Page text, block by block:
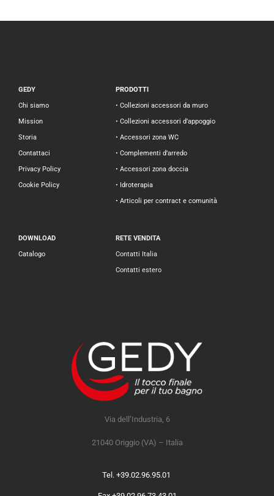
GEDY
Chi siamo
Mission
Storia
Contattaci
Privacy Policy
Cookie Policy
PRODOTTI
• Collezioni accessori da muro
• Collezioni accessori d’appoggio
• Accessori zona WC
• Complementi d’arredo
• Accessori zona doccia
• Idroterapia
• Articoli per contract e comunità
DOWNLOAD
Catalogo
RETE VENDITA
Contatti Italia
Contatti estero
Via dell’Industria, 6
21040 Origgio (VA) – Italia
Tel. +39.02.96.95.01